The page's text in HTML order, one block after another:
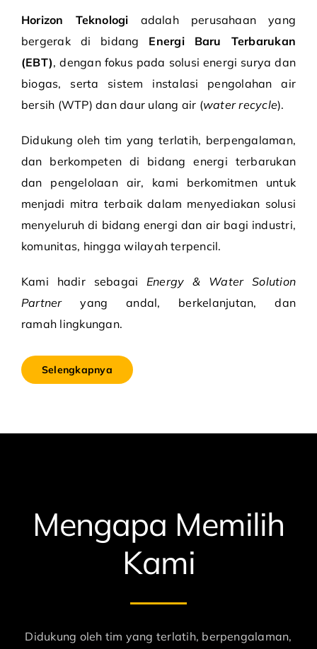
Horizon Teknologi adalah perusahaan yang
bergerak di bidang Energi Baru Terbarukan
(EBT), dengan fokus pada solusi energi surya dan
biogas, serta sistem instalasi pengolahan air
bersih (WTP) dan daur ulang air (water recycle).
Didukung oleh tim yang terlatih, berpengalaman,
dan berkompeten di bidang energi terbarukan
dan pengelolaan air, kami berkomitmen untuk
menjadi mitra terbaik dalam menyediakan solusi
menyeluruh di bidang energi dan air bagi industri,
komunitas, hingga wilayah terpencil.
Kami hadir sebagai Energy & Water Solution
Partneryang andal, berkelanjutan, dan
ramah lingkungan.
Selengkapnya
Mengapa Memilih
Kami
Didukung oleh tim yang terlatih, berpengalaman,